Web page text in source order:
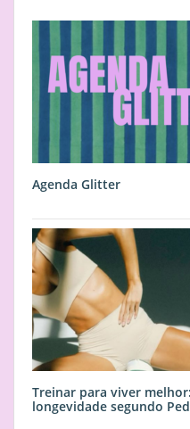
Agenda Glitter
Treinar para viver
longevidade segundo